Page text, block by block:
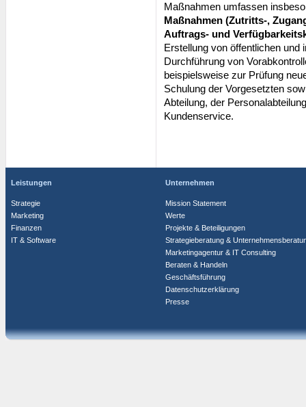
Maßnahmen umfassen
Maßnahmen (Zutritts-,
Auftrags- und
Erstellung von öffentlichen
Durchführung von
beispielsweise zur Prüfung
Schulung der Vorgesetzten
Abteilung, der
Kundenservice.
Leistungen
Strategie
Marketing
Finanzen
IT & Software
Unternehmen
Mission Statement
Werte
Projekte & Beteiligungen
Strategieberatung &
Marketingagentur & IT Consulting
Beraten & Handeln
Geschäftsführung
Datenschutzerklärung
Presse